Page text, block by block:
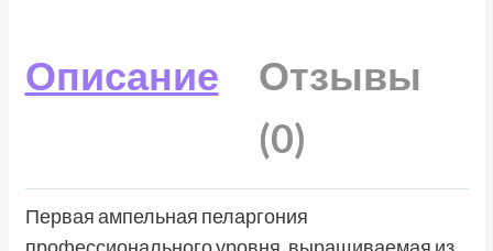
Описание
Отзывы
(0)
Первая ампельная пеларгония